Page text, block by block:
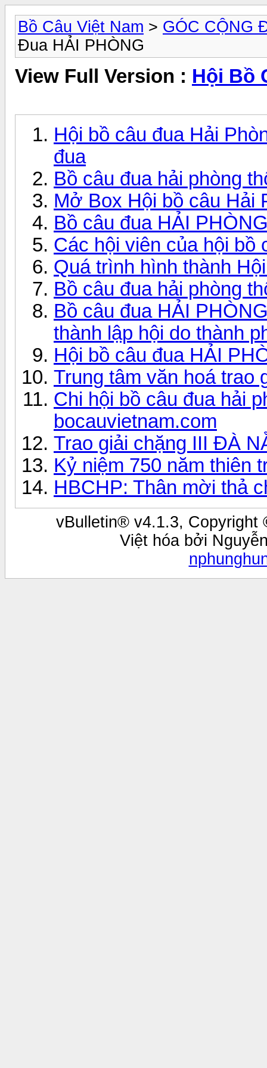
Bồ Câu Việt Nam > GÓC CỘNG
Đua HẢI PHÒNG
View Full Version : Hội Bồ
Hội bồ câu đua Hải
đua
Bồ câu đua hải phòng
Mở Box Hội bồ câu Hải
Bồ câu đua HẢI
Các hội viên của hội bồ
Quá trình hình thành
Bồ câu đua hải phòng
Bồ câu đua HẢI
thành lập hội do thành
Hội bồ câu đua HẢI
Trung tâm văn hoá trao
Chi hội bồ câu đua hải
bocauvietnam.com
Trao giải chặng III ĐÀ
Kỷ niệm 750 năm thiên
HBCHP: Thân mời thả
vBulletin® v4.1.3, Copyright
Việt hóa bởi